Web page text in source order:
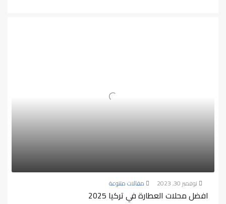
نوفمبر 30, 2023 مقالات متنوعة
افضل محلات العطارة في تركيا 2025